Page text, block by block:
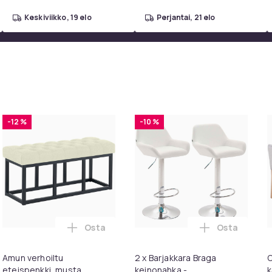
puuvillakankaata.
vit-krom
8b93ffc1-dfa2-4200-97bd-3f970a6e2542
keskiviikko, 19 elo perjantai, 21 elo
istuimella I Tiskijakkara Korkeussäädettävä I
baarituoli keinonahkapäällisellä | Pyörivä jakkara, jossa
-12 %
Amun verhoiltu
Lisää Amun verhoiltu eteispenkki, musta
Osta
-10 %
2 x Barjakkara Braga
Lisää 2 x
Osta